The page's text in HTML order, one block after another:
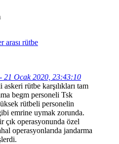
arası rütbe
21 Ocak 2020, 23:43:10
rütbe karşılıkları tam
begm personeli Tsk
rütbeli personelin
emrine uymak zorunda.
çık operasyonunda özel
operasyonlarıda jandarma